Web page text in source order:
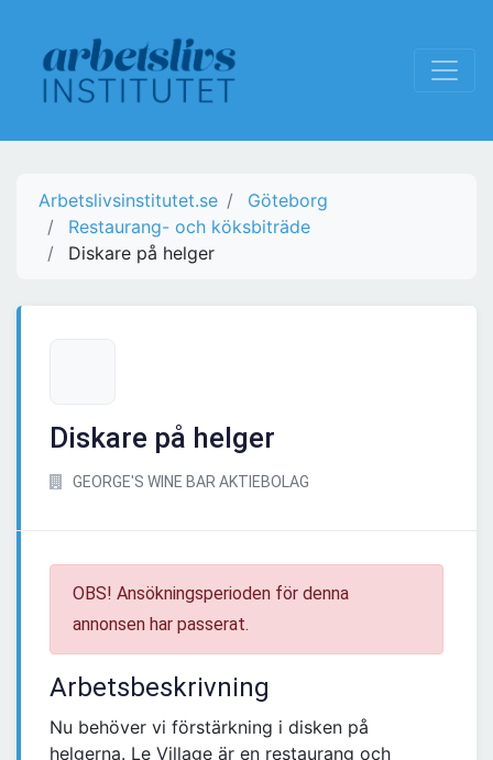
Arbetslivsinstitutet.se
Göteborg
Restaurang- och köksbiträde
Diskare på helger
Diskare på helger
GEORGE'S WINE BAR AKTIEBOLAG
OBS! Ansökningsperioden för denna
annonsen har passerat.
Arbetsbeskrivning
Nu behöver vi förstärkning i disken på
helgerna. Le Village är en restaurang och